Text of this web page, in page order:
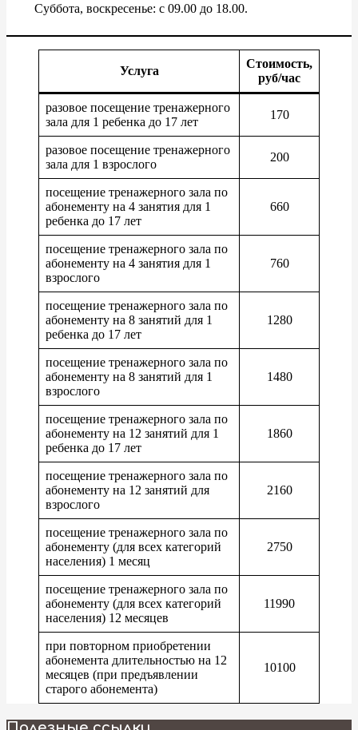
Суббота, воскресенье: с 09.00 до 18.00.
Услуга
Стоимость,
руб/час
разовое посещение тренажерного
зала для 1 ребенка до 17 лет
170
разовое посещение тренажерного
зала для 1 взрослого
200
посещение тренажерного зала по
абонементу на 4 занятия для 1
ребенка до 17 лет
660
посещение тренажерного зала по
абонементу на 4 занятия для 1
взрослого
760
посещение тренажерного зала по
абонементу на 8 занятий для 1
ребенка до 17 лет
1280
посещение тренажерного зала по
абонементу на 8 занятий для 1
взрослого
1480
посещение тренажерного зала по
абонементу на 12 занятий для 1
ребенка до 17 лет
1860
посещение тренажерного зала по
абонементу на 12 занятий для
взрослого
2160
посещение тренажерного зала по
абонементу (для всех категорий
населения) 1 месяц
2750
посещение тренажерного зала по
абонементу (для всех категорий
населения) 12 месяцев
11990
при повторном приобретении
абонемента длительностью на 12
месяцев (при предъявлении
старого абонемента)
10100
2026-